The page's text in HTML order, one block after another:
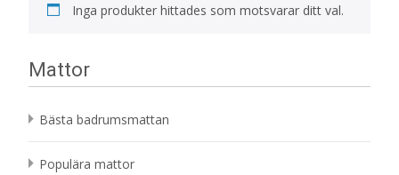
Inga produkter hittades som motsvarar ditt val.
Mattor
Bästa badrumsmattan
Populära mattor